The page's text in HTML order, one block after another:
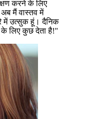
करने के लिए
मैं वास्तव में
में उत्सुक हूं। दैनिक
लिए कुछ देता है!"